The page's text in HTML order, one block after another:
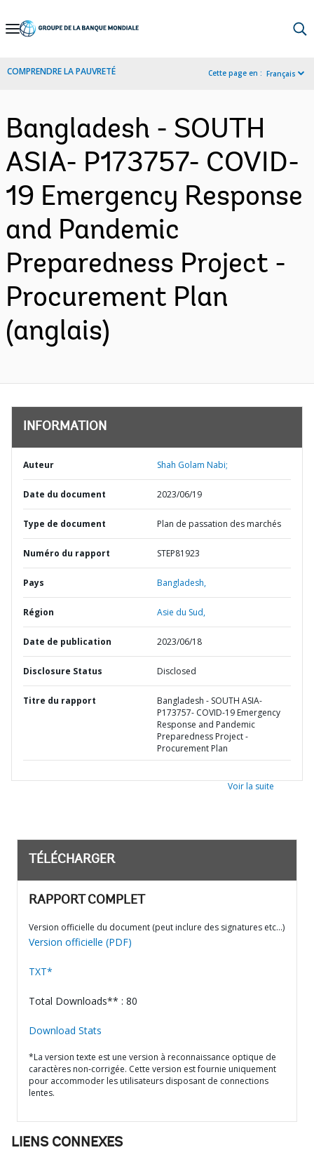
Skip
Navigation
COMPRENDRE LA PAUVRETÉ Cette page en : Français
Bangladesh - SOUTH
ASIA- P173757- COVID-
19 Emergency Response
and Pandemic
Preparedness Project -
Procurement Plan
(anglais)
INFORMATION
Auteur Shah Golam Nabi;
Date du document 2023/06/19
Type de document Plan de passation des marchés
Numéro du rapport STEP81923
Pays Bangladesh,
Région Asie du Sud,
Date de publication 2023/06/18
Disclosure Status Disclosed
Titre du rapport
Bangladesh - SOUTH ASIA-
P173757- COVID-19 Emergency
Response and Pandemic
Preparedness Project -
Procurement Plan
Voir la suite
TÉLÉCHARGER
RAPPORT COMPLET
Version officielle du document (peut inclure des signatures etc…)
Version officielle (PDF)
TXT*
Total Downloads** : 80
Download Stats
*La version texte est une version à reconnaissance optique de
caractères non-corrigée. Cette version est fournie uniquement
pour accommoder les utilisateurs disposant de connections
lentes.
LIENS CONNEXES